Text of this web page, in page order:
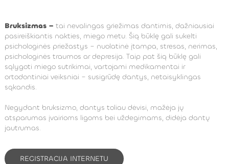
Bruksizmas – tai nevalingas griežimas dantimis, dažniausiai
pasireiškiantis nakties, miego metu. Šią būklę gali sukelti
psichologinės priežastys – nuolatinė įtampa, stresas, nerimas,
psichologinės traumos ar depresija. Taip pat šią būklę gali
sąlygoti miego sutrikimai, vartojami medikamentai ir
ortodontiniai veiksniai – susigrūdę dantys, netaisyklingas
sąkandis.
Negydant bruksizmo, dantys toliau dėvisi, mažėja jų
atsparumas įvairioms ligoms bei uždegimams, didėja dantų
jautrumas.
REGISTRACIJA INTERNETU